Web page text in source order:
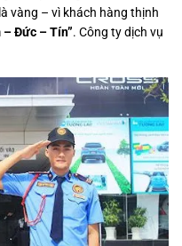
vàng – vì khách hàng thịnh
– Đức – Tín”. Công ty dịch vụ